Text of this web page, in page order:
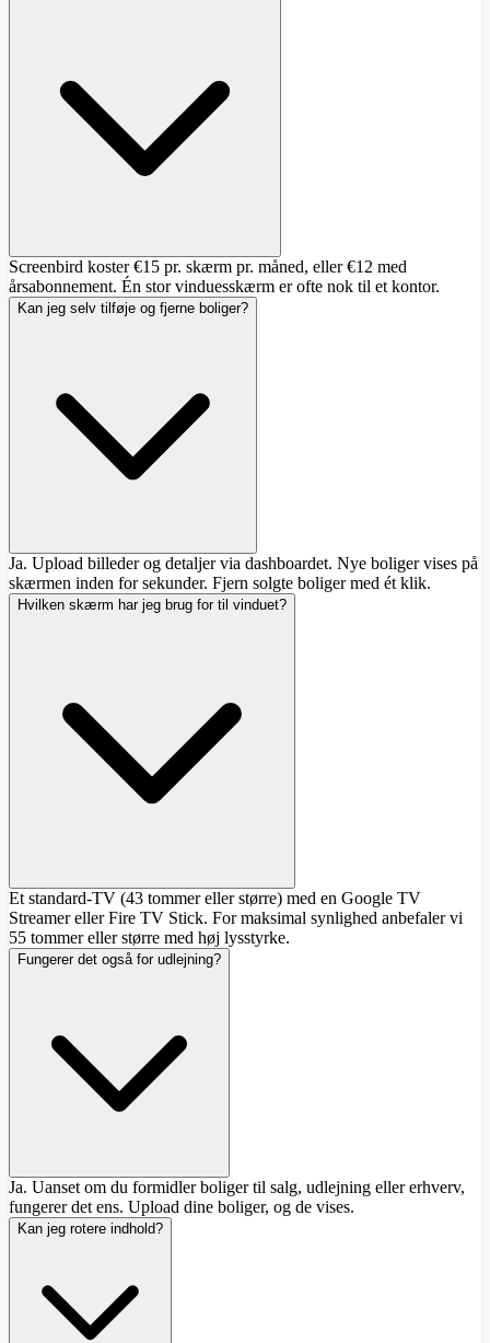
Screenbird koster €15 pr. skærm pr. måned, eller €12 med
årsabonnement. Én stor vinduesskærm er ofte nok til et kontor.
Kan jeg selv tilføje og fjerne boliger?
Ja. Upload billeder og detaljer via dashboardet. Nye boliger vises på
skærmen inden for sekunder. Fjern solgte boliger med ét klik.
Hvilken skærm har jeg brug for til vinduet?
Et standard-TV (43 tommer eller større) med en Google TV
Streamer eller Fire TV Stick. For maksimal synlighed anbefaler vi
55 tommer eller større med høj lysstyrke.
Fungerer det også for udlejning?
Ja. Uanset om du formidler boliger til salg, udlejning eller erhverv,
fungerer det ens. Upload dine boliger, og de vises.
Kan jeg rotere indhold?